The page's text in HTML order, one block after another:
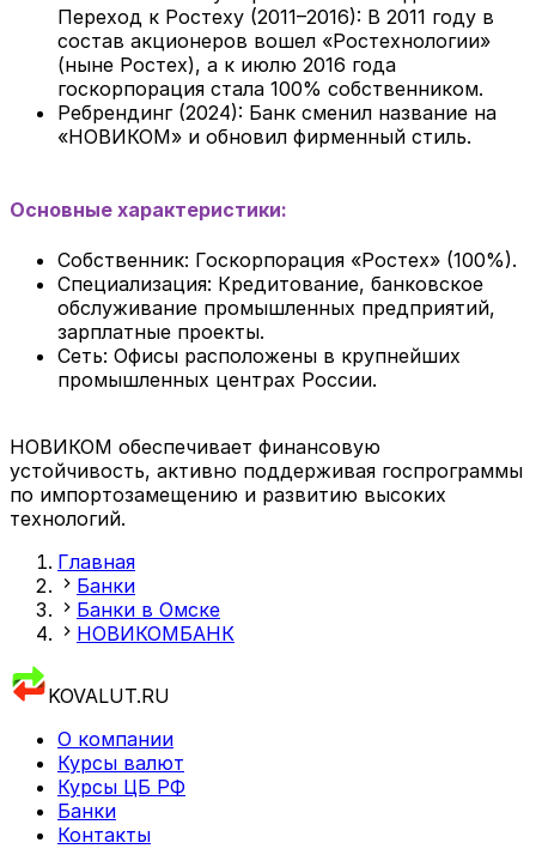
Переход к Ростеху (2011–2016): В 2011 году в
состав акционеров вошел «Ростехнологии»
(ныне Ростех), а к июлю 2016 года
госкорпорация стала 100% собственником.
Ребрендинг (2024): Банк сменил название на
«НОВИКОМ» и обновил фирменный стиль.
Основные характеристики:
Собственник: Госкорпорация «Ростех» (100%).
Специализация: Кредитование, банковское
обслуживание промышленных предприятий,
зарплатные проекты.
Сеть: Офисы расположены в крупнейших
промышленных центрах России.
НОВИКОМ обеспечивает финансовую
устойчивость, активно поддерживая госпрограммы
по импортозамещению и развитию высоких
технологий.
Главная
Банки
Банки в Омске
НОВИКОМБАНК
KOVALUT.RU
О компании
Курсы валют
Курсы ЦБ РФ
Банки
Контакты